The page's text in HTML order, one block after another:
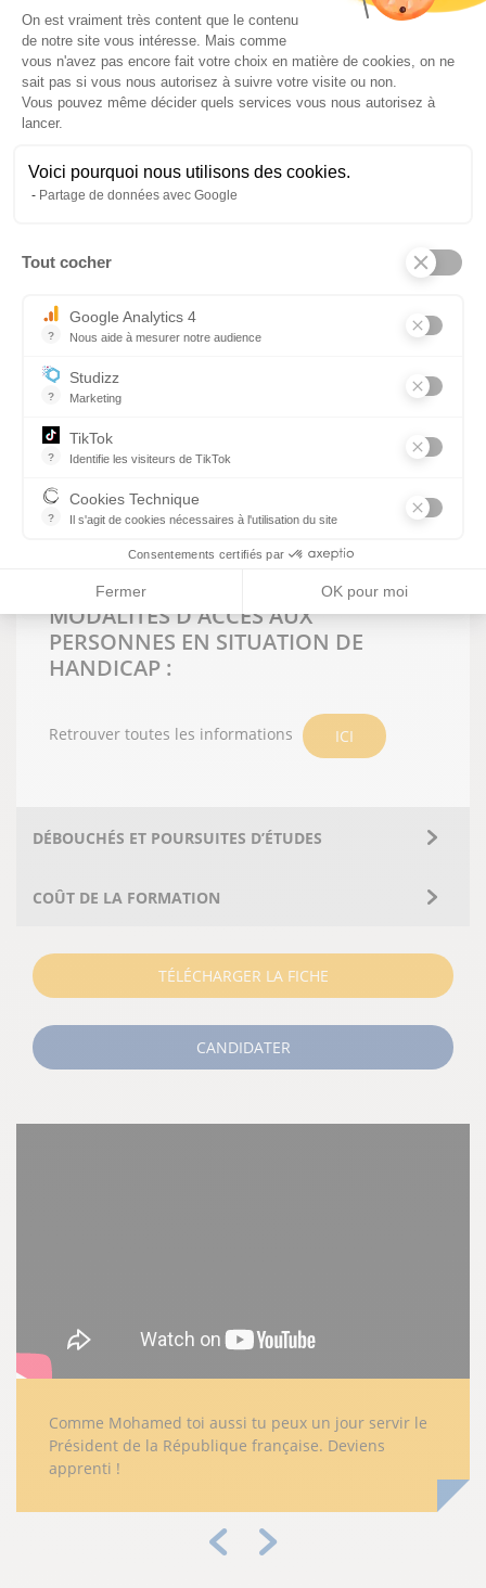
Plateforme de Gestion du
On est vraiment très content que le contenu
de notre site vous intéresse. Mais comme
vous n'avez pas encore fait votre choix en matière de cookies, on ne
sait pas si vous nous autorisez à suivre votre visite ou non.
Vous pouvez même décider quels services vous nous autorisez à
lancer.
Voici pourquoi nous utilisons des cookies.
Partage de données avec Google
Tout cocher
?
Google Analytics 4
Nous aide à mesurer notre audience
?
Studizz
Marketing
?
TikTok
Identifie les visiteurs de TikTok
?
Cookies Technique
Il s'agit de cookies nécessaires à l'utilisation du site
Consentements certifiés par
Fermer OK pour moi
LES MATIERES QUI SERONT
ENSEIGNEES :
Pratique professionnelle
Œnologie,
Décoration florale,
Réalisation de dossier,
Mathématiques,
Expression et connaissances du monde,
Anglais.
MODALITÉS PÉDAGOGIQUES ET
D'EXAMENS DES FORMATIONS :
Présentiel
Selon le référentiel d'examen :
Epreuves ponctuelles finales
MODALITÉS D'ACCES AUX
PERSONNES EN SITUATION DE
HANDICAP :
Retrouver toutes les informations ICI
DÉBOUCHÉS ET POURSUITES D’ÉTUDES
COÛT DE LA FORMATION
TÉLÉCHARGER LA FICHE
CANDIDATER
Précédent
Comme Mohamed toi aussi tu peux un jour servir le
Président de la République française. Deviens
apprenti !